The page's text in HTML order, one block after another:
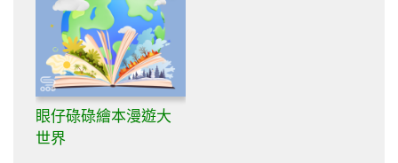
眼仔碌碌繪本漫遊大
世界